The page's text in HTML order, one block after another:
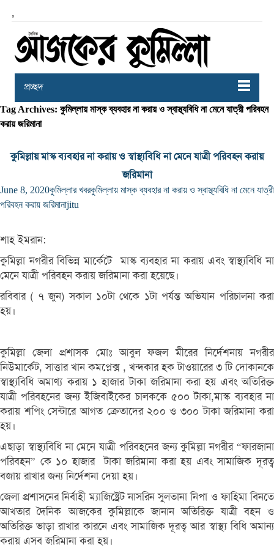
,
প্রচ্ছদ
Tag Archives: কুমিল্লায় মাস্ক ব্যবহার না করায় ও স্বাস্থ্যবিধি না মেনে যাত্রী পরিবহন
করায় জরিমানা
কুমিল্লায় মাস্ক ব্যবহার না করায় ও স্বাস্থ্যবিধি না মেনে যাত্রী পরিবহন করায়
জরিমানা
June 8, 2020কুমিল্লার খবরকুমিল্লায় মাস্ক ব্যবহার না করায় ও স্বাস্থ্যবিধি না মেনে যাত্রী
পরিবহন করায় জরিমানাjitu
শাহ ইমরান:
কুমিল্লা নগরীর বিভিন্ন মার্কেটে মাস্ক ব্যবহার না করায় এবং স্বাস্থ্যবিধি না
মেনে যাত্রী পরিবহন করায় জরিমানা করা হয়েছে।
রবিবার ( ৭ জুন) সকাল ১০টা থেকে ১টা পর্যন্ত অভিযান পরিচালনা করা
হয়।
কুমিল্লা জেলা প্রশাসক মোঃ আবুল ফজল মীরের নির্দেশনায় নগরীর
নিউমার্কেট, সাত্তার খান কমপ্লেক্স , খন্দকার হক টাওয়ারের ৩ টি দোকানকে
স্বাস্থ্যবিধি অমাণ্য করায় ১ হাজার টাকা জরিমানা করা হয় এবং অতিরিক্ত
যাত্রী পরিবহনের জন্য ইজিবাইকের চালককে ৫০০ টাকা,মাস্ক ব্যবহার না
করায় শপিং সেন্টারে আগত ক্রেতাদের ২০০ ও ৩০০ টাকা জরিমানা করা
হয়।
এছাড়া স্বাস্থ্যবিধি না মেনে যাত্রী পরিবহনের জন্য কুমিল্লা নগরীর “ফারজানা
পরিবহন” কে ১০ হাজার টাকা জরিমানা করা হয় এবং সামাজিক দূরত্ব
বজায় রাখার জন্য নির্দেশনা দেয়া হয়।
জেলা প্রশাসনের নির্বাহী ম্যাজিষ্ট্রেট নাসরিন সুলতানা নিপা ও ফাহিমা বিনতে
আখতার দৈনিক আজকের কুমিল্লাকে জানান অতিরিক্ত যাত্রী বহন ও
অতিরিক্ত ভাড়া রাখার কারনে এবং সামাজিক দূরত্ব আর স্বাস্থ্য বিধি অমান্য
করায় এসব জরিমানা করা হয়।